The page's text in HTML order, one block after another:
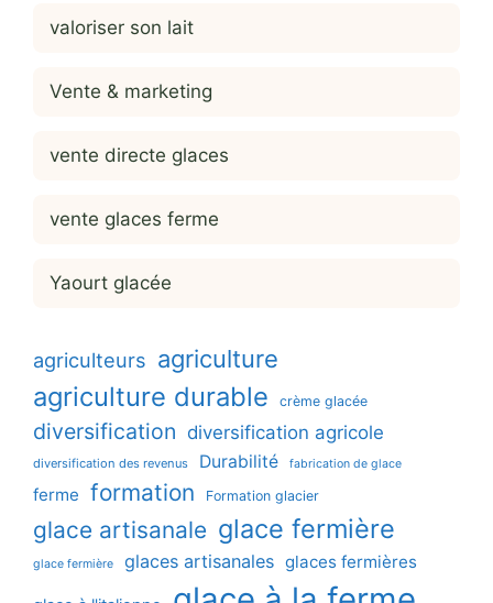
valoriser son lait
Vente & marketing
vente directe glaces
vente glaces ferme
Yaourt glacée
agriculteurs agriculture
agriculture durable crème glacée
diversification diversification agricole
diversification des revenus Durabilité fabrication de glace
ferme formation Formation glacier
glace artisanale glace fermière
glace fermière glaces artisanales glaces fermières